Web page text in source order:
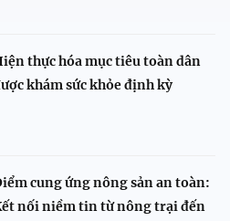
thực hóa mục tiêu toàn dân
khám sức khỏe định kỳ
cung ứng nông sản an toàn:
nối niềm tin từ nông trại đến